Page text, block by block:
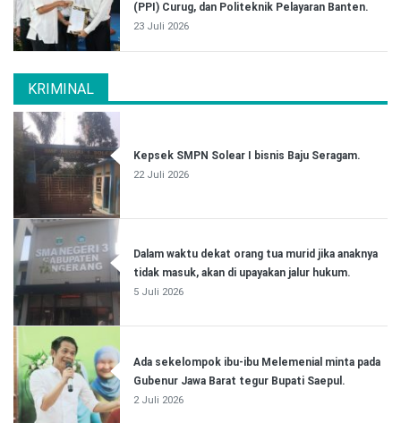
(PPI) Curug, dan Politeknik Pelayaran Banten.
23 Juli 2026
KRIMINAL
Kepsek SMPN Solear I bisnis Baju Seragam.
22 Juli 2026
Dalam waktu dekat orang tua murid jika anaknya
tidak masuk, akan di upayakan jalur hukum.
5 Juli 2026
Ada sekelompok ibu-ibu Melemenial minta pada
Gubenur Jawa Barat tegur Bupati Saepul.
2 Juli 2026